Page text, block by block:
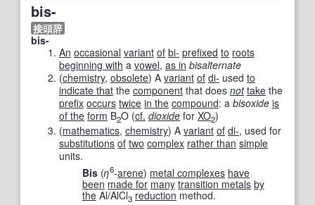
bis-
接頭辞
bis-
An occasional variant of bi- prefixed to roots
beginning with a vowel, as in bisalternate
(chemistry, obsolete) A variant of di- used to
indicate that the component that does not take the
prefix occurs twice in the compound: a bisoxide is
of the form B2O (cf. dioxide for XO2)
(mathematics, chemistry) A variant of di-, used for
substitutions of two complex rather than simple
units.
Bis (η6-arene) metal complexes have
been made for many transition metals by
the Al/AlCl3 reduction method.